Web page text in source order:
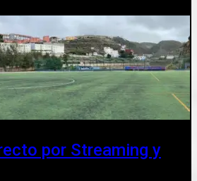
por Streaming y